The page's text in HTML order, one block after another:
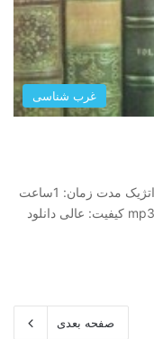
غرب شناسی
نیل به گزلشافت از مجموعه غرب­شناسی استراتژیک مدت زمان: 1ساعت
و ۲۵ دقیقه موضوع :نیل به گزلشافت فرمت: mp3 کیفیت: عالی دانلود
صفحه بعدی